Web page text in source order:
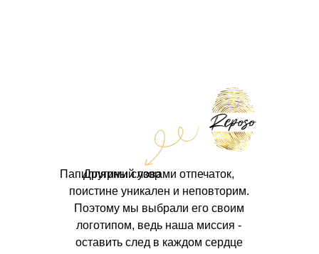
Папиллярный узор
Другими словами отпечаток,
поистине уникален и неповторим.
Поэтому мы выбрали его своим
логотипом, ведь наша миссия -
оставить след в каждом сердце